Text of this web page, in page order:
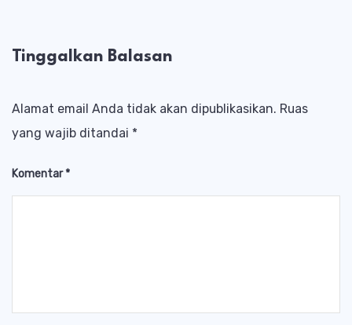
Tinggalkan Balasan
Alamat email Anda tidak akan dipublikasikan. Ruas
yang wajib ditandai *
Komentar*